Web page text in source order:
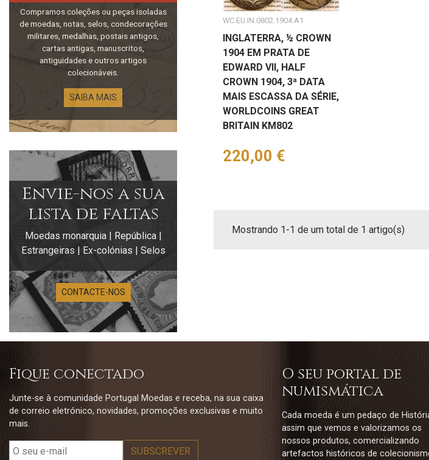
Compramos coleções ou peças isoladas
de moedas, notas, selos, condecorações
militares, medalhas, postais antigos,
cartas antigas, manuscritos,
antiguidades e outros artigos
colecionáveis.
SAIBA MAIS
Envie-nos a sua
lista de faltas
Moedas monarquia | República |
Estrangeiras | Ex-colónias | Selos
CONTACTE-NOS
WC.EU.IN.0802.1904.A1
INGLATERRA, ½ CROWN
1904 EM PRATA DE
EDWARD VII, HALF
CROWN 1904, 3ª DATA
MAIS ESCASSA DA SÉRIE,
WORLDCOINS GREAT
BRITAIN KM802
Preço
220,00 €
Mostrando 1-1 de um total de 1 artigo(s)
Fique conectado
Junte-se à comunidade Portugal Moedas e receba, na sua caixa
de correio eletrónico, novidades, promoções exclusivas e muito
mais.
O seu portal de
numismática
Cada moeda é um pedaço de
assim que vemos e valorizamos os
nossos produtos, comercializando
artefactos históricos de